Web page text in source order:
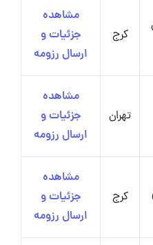
کرج
مشاهده
جزئیات و
ارسال رزومه
تهران
مشاهده
جزئیات و
ارسال رزومه
کرج
مشاهده
جزئیات و
ارسال رزومه